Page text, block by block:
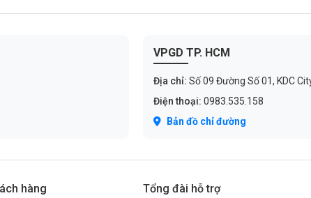
hệ mới Ezviz H80x
của bạn. Với độ phân giải 4K sống động,Ezviz H80x
đảm
mặt của chú chó cưng ngay cả từ xa. Kết hợp với chức
mang lại sự yên tâm lâu dài.
VPGD TP. HCM
Địa chỉ: Số 09 Đường Số 01, KDC
Điện thoại: 0983.535.158
Bản đồ chỉ đường
hàng Tổng đài hỗ trợ